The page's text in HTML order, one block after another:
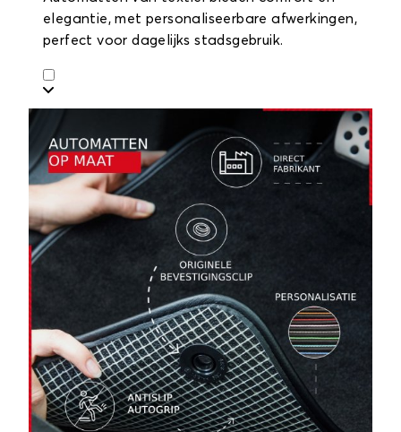
elegantie, met personaliseerbare afwerkingen,
perfect voor dagelijks stadsgebruik.